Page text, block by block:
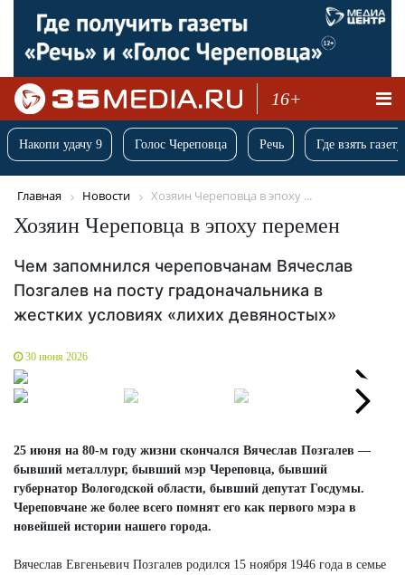
16+
Накопи удачу 9 Голос Череповца Речь Где взять
Главная Новости Хозяин Череповца в эпоху ...
Хозяин Череповца в эпоху перемен
Чем запомнился череповчанам Вячеслав
Позгалев на посту градоначальника в
жестких условиях «лихих девяностых»
30 июня 2026
Next
25 июня на 80-м году жизни скончался Вячеслав Позгалев —
бывший металлург, бывший мэр Череповца, бывший
губернатор Вологодской области, бывший депутат Госдумы.
Череповчане же более всего помнят его как первого мэра в
новейшей истории нашего города.
Вячеслав Евгеньевич Позгалев родился 15 ноября 1946 года в семье